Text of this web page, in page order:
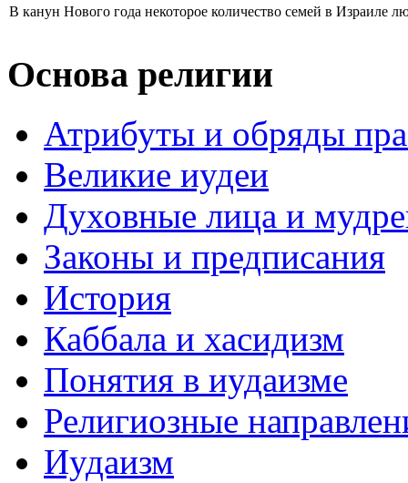
В канун Нового года некоторое количество семей в Израиле
Основа религии
Атрибуты и обряды
Великие иудеи
Духовные лица и
Законы и предписания
История
Каббала и хасидизм
Понятия в иудаизме
Религиозные
Иудаизм